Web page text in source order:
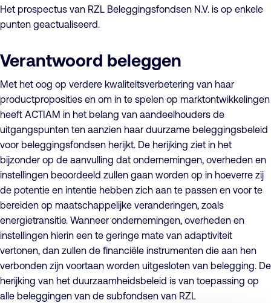
Het prospectus van RZL Beleggingsfondsen N.V. is op enkele
punten geactualiseerd.
Verantwoord beleggen
Met het oog op verdere kwaliteitsverbetering van haar
productproposities en om in te spelen op marktontwikkelingen
heeft ACTIAM in het belang van aandeelhouders de
uitgangspunten ten aanzien haar duurzame beleggingsbeleid
voor beleggingsfondsen herijkt. De herijking ziet in het
bijzonder op de aanvulling dat ondernemingen, overheden en
instellingen beoordeeld zullen gaan worden op in hoeverre zij
de potentie en intentie hebben zich aan te passen en voor te
bereiden op maatschappelijke veranderingen, zoals
energietransitie. Wanneer ondernemingen, overheden en
instellingen hierin een te geringe mate van adaptiviteit
vertonen, dan zullen de financiële instrumenten die aan hen
verbonden zijn voortaan worden uitgesloten van belegging. De
herijking van het duurzaamheidsbeleid is van toepassing op
alle beleggingen van de subfondsen van RZL